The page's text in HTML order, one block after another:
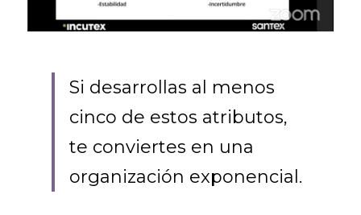
Si desarrollas al menos
cinco de estos atributos,
te conviertes en una
organización exponencial.